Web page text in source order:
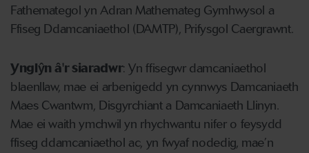
Fathemategol yn Adran Mathemateg Gymhwysol a
Ffiseg Ddamcaniaethol (DAMTP), Prifysgol Caergrawnt.
Ynglŷn â'r siaradwr: Yn ffisegwr damcaniaethol
blaenllaw, mae ei arbenigedd yn cynnwys Damcaniaeth
Maes Cwantwm, Disgyrchiant a Damcaniaeth Llinyn.
Mae ei waith ymchwil yn rhychwantu nifer o feysydd
ffiseg ddamcaniaethol ac, yn fwyaf nodedig, mae’n